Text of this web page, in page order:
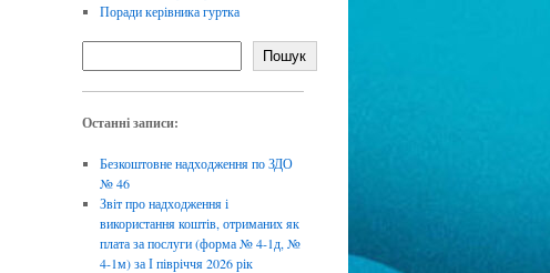
Поради керівника гуртка
Пошук
Останні записи:
Безкоштовне надходження по ЗДО
№ 46
Звіт про надходження і
використання коштів, отриманих як
плата за послуги (форма № 4-1д, №
4-1м) за І півріччя 2026 рік